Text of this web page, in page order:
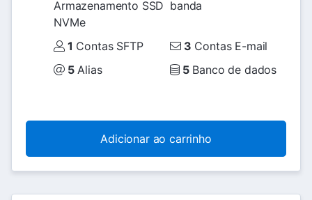
Armazenamento SSD
NVMe
banda
1 Contas SFTP 3 Contas E-mail
5Alias 5Banco de dados
Adicionar ao carrinho